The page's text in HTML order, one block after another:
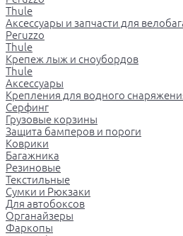
Thule
Аксессуары и запчасти для
Peruzzo
Thule
Крепеж лыж и сноубордов
Thule
Аксессуары
Крепления для водного
Серфинг
Грузовые корзины
Защита бамперов и пороги
Коврики
Багажника
Резиновые
Текстильные
Сумки и Рюкзаки
Для автобоксов
Органайзеры
Фаркопы